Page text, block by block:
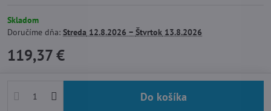
Skladom
Doručíme dňa: Streda 12.8.2026 − Štvrtok 13.8.2026
119,37 €
Do košíka